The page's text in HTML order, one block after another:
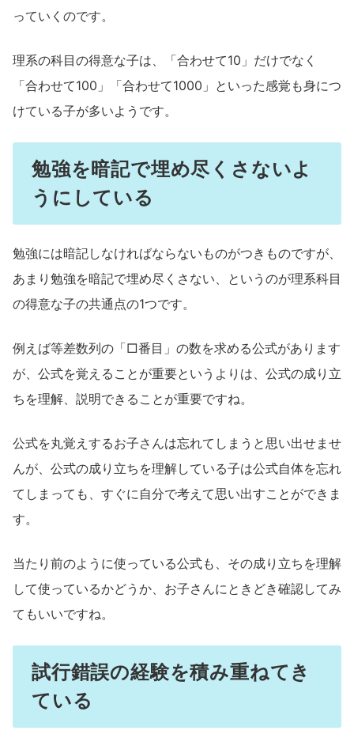
っていくのです。
理系の科目の得意な子は、「合わせて10」だけでなく
「合わせて100」「合わせて1000」といった感覚も身につ
けている子が多いようです。
勉強を暗記で埋め尽くさないよ
うにしている
勉強には暗記しなければならないものがつきものですが、
あまり勉強を暗記で埋め尽くさない、というのが理系科目
の得意な子の共通点の1つです。
例えば等差数列の「□番目」の数を求める公式があります
が、公式を覚えることが重要というよりは、公式の成り立
ちを理解、説明できることが重要ですね。
公式を丸覚えするお子さんは忘れてしまうと思い出せませ
んが、公式の成り立ちを理解している子は公式自体を忘れ
てしまっても、すぐに自分で考えて思い出すことができま
す。
当たり前のように使っている公式も、その成り立ちを理解
して使っているかどうか、お子さんにときどき確認してみ
てもいいですね。
試行錯誤の経験を積み重ねてき
ている